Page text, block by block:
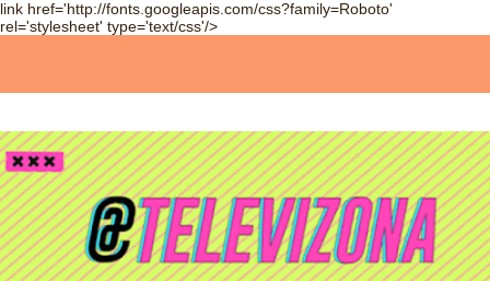
link href='http://fonts.googleapis.com/css?family=Roboto'
rel='stylesheet' type='text/css'/>